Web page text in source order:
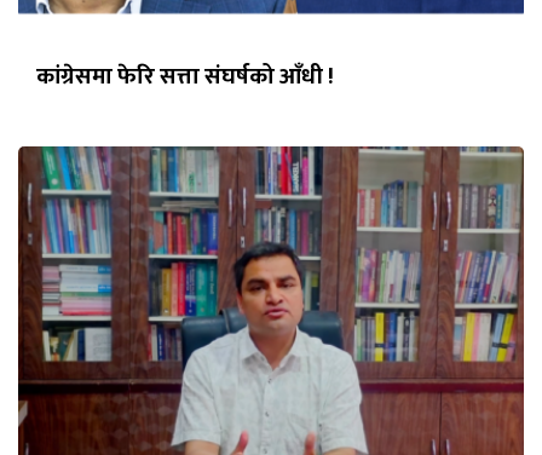
कांग्रेसमा फेरि सत्ता संघर्षको आँधी !